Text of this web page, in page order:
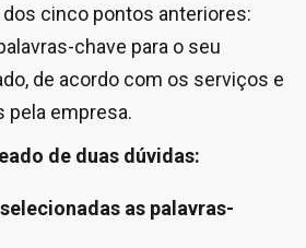
cinco pontos anteriores:
chave para o seu
de acordo com os serviços e
empresa.
de duas dúvidas:
as palavras-